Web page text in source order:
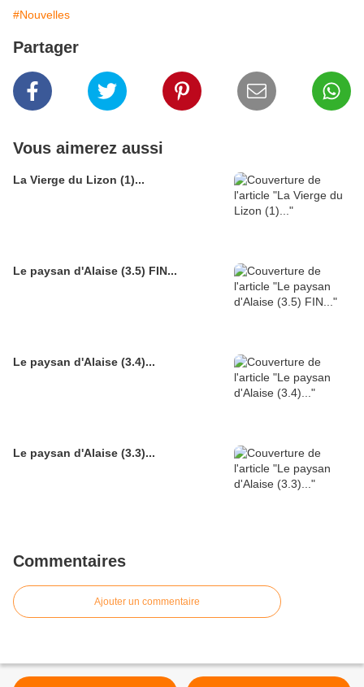
#Nouvelles
Partager
Vous aimerez aussi
La Vierge du Lizon (1)...
Le paysan d'Alaise (3.5) FIN...
Le paysan d'Alaise (3.4)...
Le paysan d'Alaise (3.3)...
Commentaires
Ajouter un commentaire